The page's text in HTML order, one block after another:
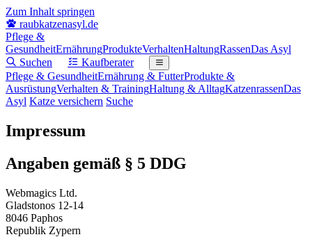
Zum Inhalt springen
raubkatzenasyl.de
Pflege &
GesundheitErnährungProdukteVerhaltenHaltungRassenDas Asyl
Suchen
Kaufberater
Pflege & GesundheitErnährung & FutterProdukte &
AusrüstungVerhalten & TrainingHaltung & AlltagKatzenrassenDas
Asyl Katze versichern Suche
Impressum
Angaben gemäß § 5 DDG
Webmagics Ltd.
Gladstonos 12-14
8046 Paphos
Republik Zypern